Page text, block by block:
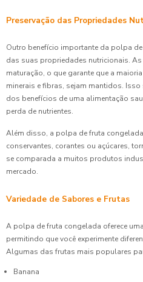
Preservação das Propriedades
Outro benefício importante da polpa
das suas propriedades nutricionais.
maturação, o que garante que a
minerais e fibras, sejam mantidos.
dos benefícios de uma alimentação
perda de nutrientes.
Além disso, a polpa de fruta
conservantes, corantes ou açúcares,
se comparada a muitos produtos
mercado.
Variedade de Sabores e Frutas
A polpa de fruta congelada oferece
permitindo que você experimente
Algumas das frutas mais populares
Banana